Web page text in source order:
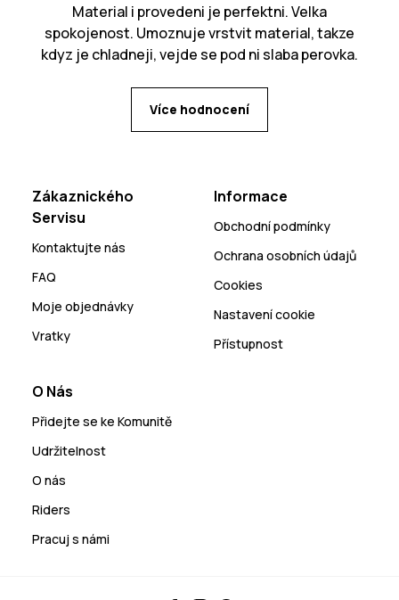
Material i provedeni je perfektni. Velka
spokojenost. Umoznuje vrstvit material, takze
kdyz je chladneji, vejde se pod ni slaba perovka.
Více hodnocení
Zákaznického
Servisu
Kontaktujte nás
FAQ
Moje objednávky
Vratky
Informace
Obchodní podmínky
Ochrana osobních údajů
Cookies
Nastavení cookie
Přístupnost
O Nás
Přidejte se ke Komunitě
Udržitelnost
O nás
Riders
Pracuj s námi